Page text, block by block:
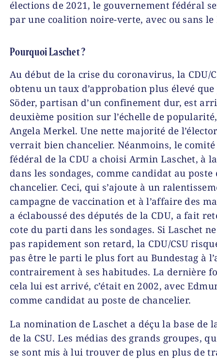
élections de 2021, le gouvernement fédéral
par une coalition noire-verte, avec ou sans le
Pourquoi Laschet ?
Au début de la crise du coronavirus, la CDU/
obtenu un taux d’approbation plus élevé
Söder, partisan d’un confinement dur, est
deuxième position sur l’échelle de
Angela Merkel. Une nette majorité de
verrait bien chancelier. Néanmoins, le
fédéral de la CDU a choisi Armin Laschet, à
dans les sondages, comme candidat au poste
chancelier. Ceci, qui s’ajoute à un
campagne de vaccination et à l’affaire des
a éclaboussé des députés de la CDU, a fait
cote du parti dans les sondages. Si Laschet
pas rapidement son retard, la CDU/CSU
pas être le parti le plus fort au Bundestag à
contrairement à ses habitudes. La dernière
cela lui est arrivé, c’était en 2002, avec
comme candidat au poste de chancelier.
La nomination de Laschet a déçu la base de
de la CSU. Les médias des grands groupes,
se sont mis à lui trouver de plus en plus de